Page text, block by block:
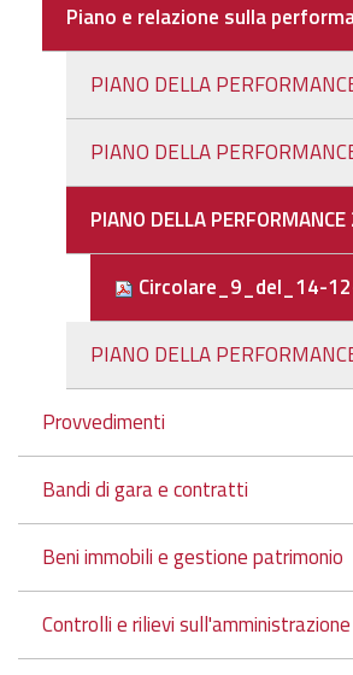
Piano e relazione sulla
PIANO DELLA
PIANO DELLA
PIANO DELLA
Circolare_9_del_14-
PIANO DELLA
Provvedimenti
Bandi di gara e contratti
Beni immobili e gestione patrimonio
Controlli e rilievi sull'amministrazione